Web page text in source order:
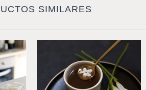
SIMILARES